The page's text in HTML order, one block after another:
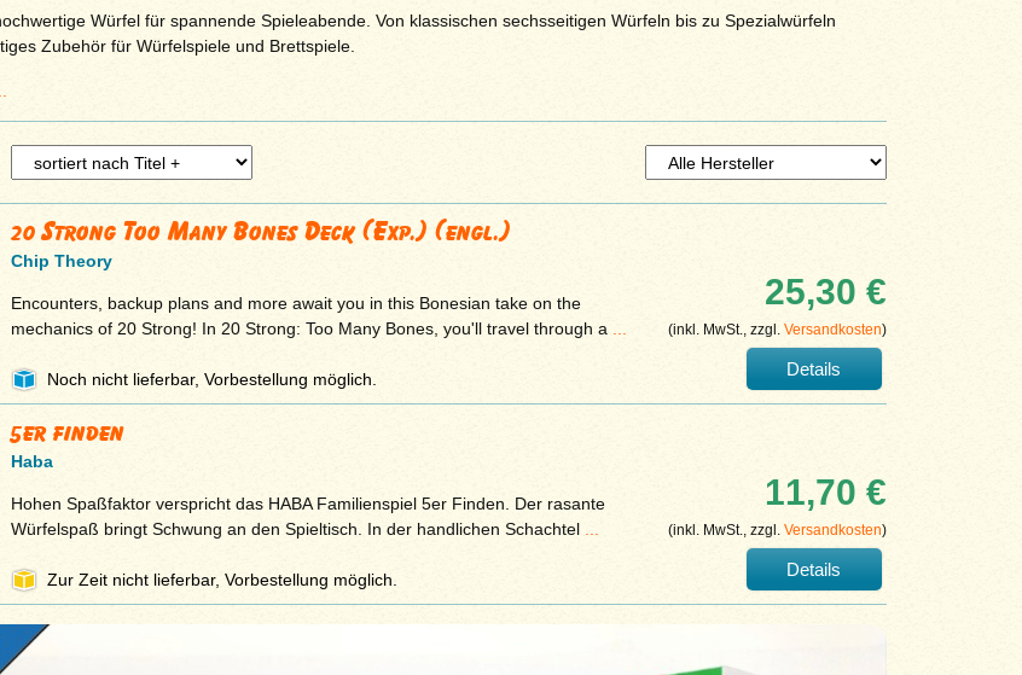
Würfel für spannende Spieleabende. Von klassischen sechsseitigen Würfeln bis zu Spezialwürfeln
Zubehör für Würfelspiele und Brettspiele.
20 Strong Too Many Bones Deck (Exp.) (engl.)
Chip Theory
Encounters, backup plans and more await you in this Bonesian take on the
mechanics of 20 Strong! In 20 Strong: Too Many Bones, you'll travel through a
Noch nicht lieferbar, Vorbestellung möglich.
25,30 €
(inkl. MwSt., zzgl. Versandkosten)
Details
5er finden
Haba
Hohen Spaßfaktor verspricht das HABA Familienspiel 5er Finden. Der rasante
Würfelspaß bringt Schwung an den Spieltisch. In der handlichen Schachtel
Zur Zeit nicht lieferbar, Vorbestellung möglich.
11,70 €
(inkl. MwSt., zzgl. Versandkosten)
Details